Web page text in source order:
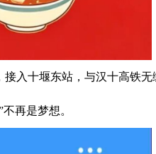
入十堰东站，与汉十高铁
再是梦想。